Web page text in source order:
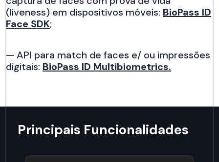
(liveness) em dispositivos móveis: BioPass ID
Face SDK;
— API para match de faces e/ ou impressões
digitais: BioPass ID Multibiometrics.
Principais Funcionalidades